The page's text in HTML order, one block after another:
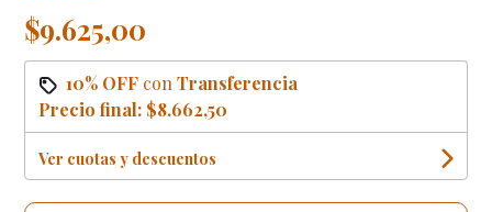
$9.625,00
10% OFF conTransferencia
Precio final: $8.662,50
Ver cuotas y descuentos